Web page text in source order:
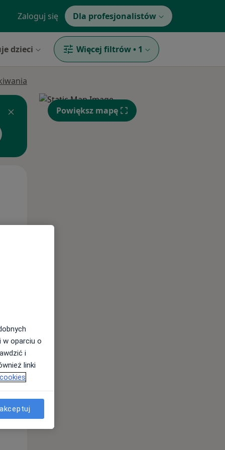
Zaloguj się Dla profesjonalistów
dzieci Więcej filtrów • 1
Pon,
10 Sie
Powiększ mapę
w oparciu o
i
linki